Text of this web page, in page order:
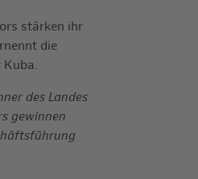
stärken ihr
die
Kuba.
des Landes
gewinnen